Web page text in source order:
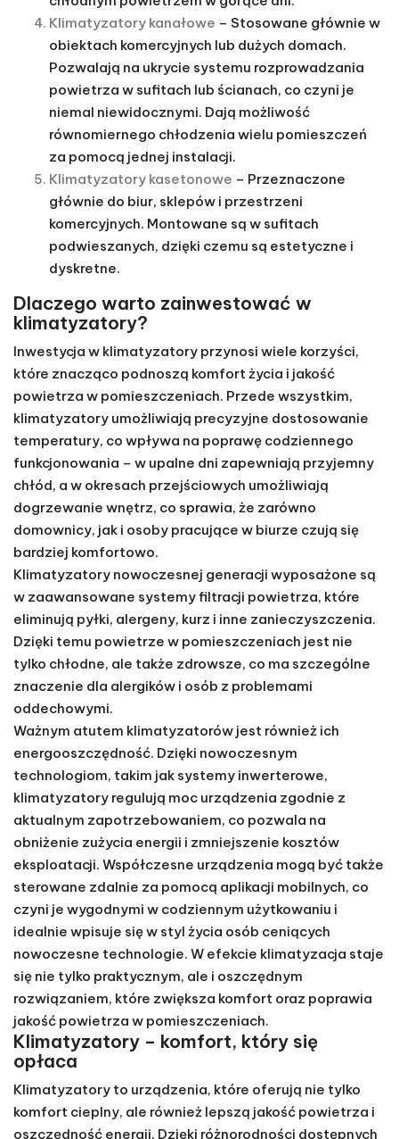
chłodnym powietrzem w gorące dni.
Klimatyzatory kanałowe
– Stosowane głównie w
obiektach komercyjnych lub dużych domach.
Pozwalają na ukrycie systemu rozprowadzania
powietrza w sufitach lub ścianach, co czyni je
niemal niewidocznymi. Dają możliwość
równomiernego chłodzenia wielu pomieszczeń
za pomocą jednej instalacji.
Klimatyzatory kasetonowe
– Przeznaczone
głównie do biur, sklepów i przestrzeni
komercyjnych. Montowane są w sufitach
podwieszanych, dzięki czemu są estetyczne i
dyskretne.
Dlaczego warto zainwestować w
klimatyzatory?
Inwestycja w klimatyzatory przynosi wiele korzyści,
które znacząco podnoszą komfort życia i jakość
powietrza w pomieszczeniach. Przede wszystkim,
klimatyzatory umożliwiają precyzyjne dostosowanie
temperatury, co wpływa na poprawę codziennego
funkcjonowania – w upalne dni zapewniają przyjemny
chłód, a w okresach przejściowych umożliwiają
dogrzewanie wnętrz, co sprawia, że zarówno
domownicy, jak i osoby pracujące w biurze czują się
bardziej komfortowo.
Klimatyzatory nowoczesnej generacji wyposażone są
w zaawansowane systemy filtracji powietrza, które
eliminują pyłki, alergeny, kurz i inne zanieczyszczenia.
Dzięki temu powietrze w pomieszczeniach jest nie
tylko chłodne, ale także zdrowsze, co ma szczególne
znaczenie dla alergików i osób z problemami
oddechowymi.
Ważnym atutem klimatyzatorów jest również ich
energooszczędność. Dzięki nowoczesnym
technologiom, takim jak systemy inwerterowe,
klimatyzatory regulują moc urządzenia zgodnie z
aktualnym zapotrzebowaniem, co pozwala na
obniżenie zużycia energii i zmniejszenie kosztów
eksploatacji. Współczesne urządzenia mogą być także
sterowane zdalnie za pomocą aplikacji mobilnych, co
czyni je wygodnymi w codziennym użytkowaniu i
idealnie wpisuje się w styl życia osób ceniących
nowoczesne technologie. W efekcie klimatyzacja staje
się nie tylko praktycznym, ale i oszczędnym
rozwiązaniem, które zwiększa komfort oraz poprawia
jakość powietrza w pomieszczeniach.
Klimatyzatory – komfort, który się
opłaca
Klimatyzatory to urządzenia, które oferują nie tylko
komfort cieplny, ale również lepszą jakość powietrza i